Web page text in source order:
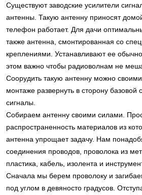
Существуют заводские усилители
антенны. Такую антенну приносят
телефон работает. Для дачи
также антенна, смонтированная со
креплениями. Устанавливают ее
этом важно чтобы радиоволнам не
Соорудить такую антенну можно
монтаже развернуть в сторону
сигналы.
Собираем антенну своими силами.
распространенность материалов из
антенна упрощает задачу. Нам
соединения проводов, проволока из
пластика, кабель, изолента и
Сначала мы берем проволоку и
под углом в девяносто градусов.